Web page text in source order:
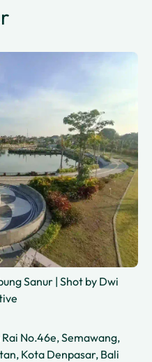
Sanur | Shot by Dwi
No.46e, Semawang,
Kota Denpasar, Bali